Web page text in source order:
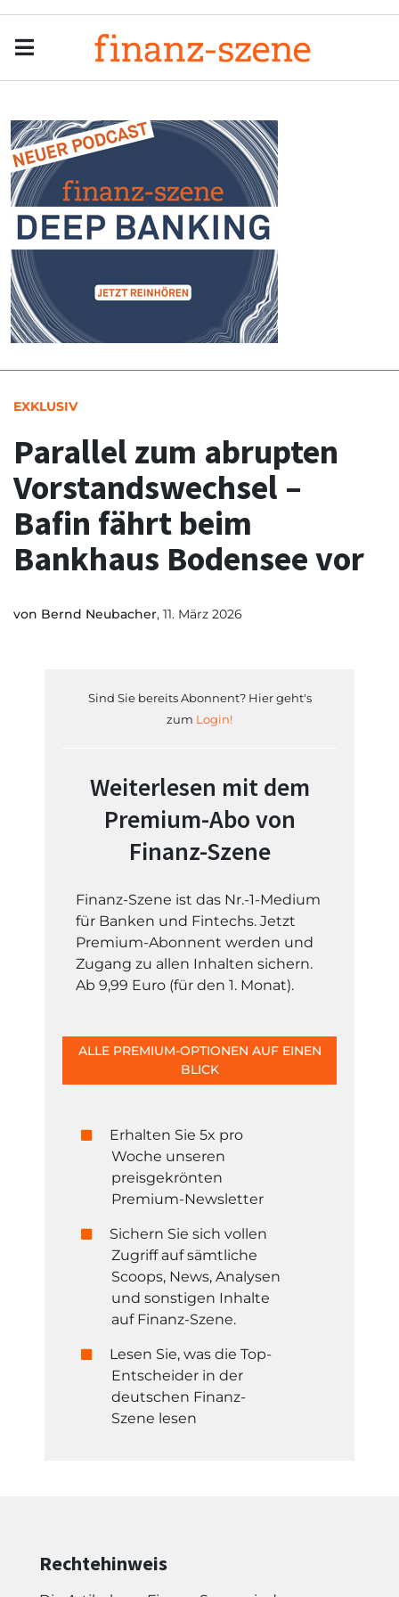
EXKLUSIV
Parallel zum abrupten
Vorstandswechsel –
Bafin fährt beim
Bankhaus Bodensee vor
von Bernd Neubacher, 11. März 2026
Sind Sie bereits Abonnent? Hier geht's
zum Login!
Weiterlesen mit dem
Premium-Abo von
Finanz-Szene
Finanz-Szene ist das Nr.-1-Medium
für Banken und Fintechs. Jetzt
Premium-Abonnent werden und
Zugang zu allen Inhalten sichern.
Ab 9,99 Euro (für den 1. Monat).
ALLE PREMIUM-OPTIONEN AUF EINEN
BLICK
Erhalten Sie 5x pro
Woche unseren
preisgekrönten
Premium-Newsletter
Sichern Sie sich vollen
Zugriff auf sämtliche
Scoops, News, Analysen
und sonstigen Inhalte
auf Finanz-Szene.
Lesen Sie, was die Top-
Entscheider in der
deutschen Finanz-
Szene lesen
Rechtehinweis